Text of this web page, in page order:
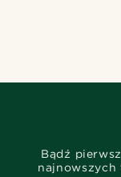
Bądź